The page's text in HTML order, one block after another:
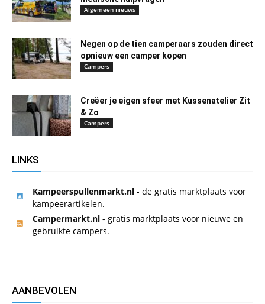
Algemeen nieuws
Negen op de tien camperaars zouden direct
opnieuw een camper kopen
Campers
Creëer je eigen sfeer met Kussenatelier Zit
& Zo
Campers
LINKS
Kampeerspullenmarkt.nl - de gratis marktplaats voor
kampeerartikelen.
Campermarkt.nl - gratis marktplaats voor nieuwe en
gebruikte campers.
AANBEVOLEN